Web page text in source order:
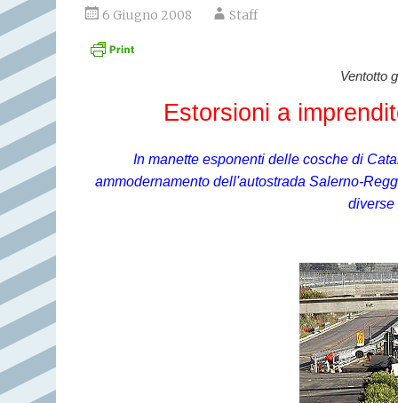
6 Giugno 2008 Staff
Ventotto
Estorsioni a
In manette esponenti delle cosche di
ammodernamento dell'autostrada Salerno-
diverse